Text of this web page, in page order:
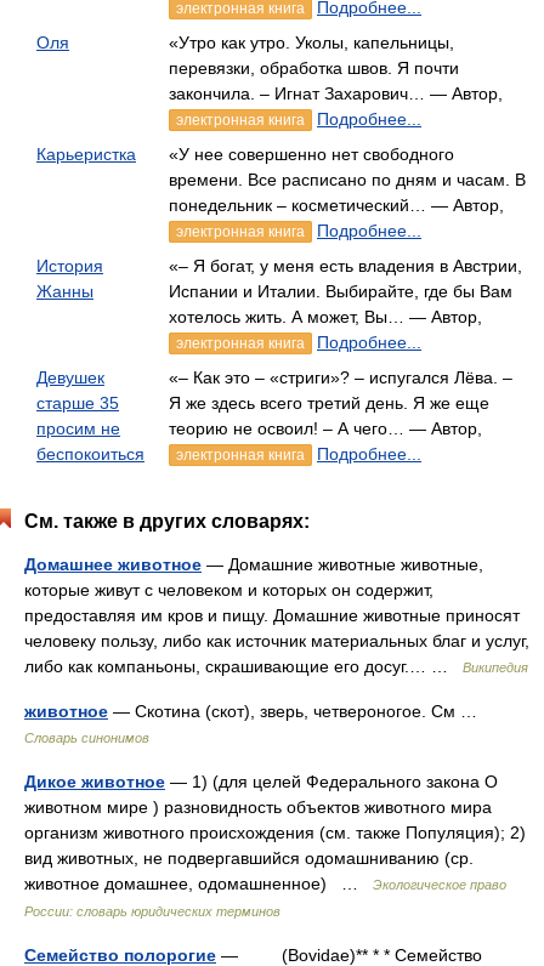
электронная книга
Подробнее...
Оля
«Утро как утро. Уколы, капельницы,
перевязки, обработка швов. Я почти
закончила. – Игнат Захарович… — Автор,
электронная книга
Подробнее...
Карьеристка
«У нее совершенно нет свободного
времени. Все расписано по дням и часам. В
понедельник – косметический… — Автор,
электронная книга
Подробнее...
История
Жанны
«– Я богат, у меня есть владения в Австрии,
Испании и Италии. Выбирайте, где бы Вам
хотелось жить. А может, Вы… — Автор,
электронная книга
Подробнее...
Девушек
старше 35
просим не
беспокоиться
«– Как это – «стриги»? – испугался Лёва. –
Я же здесь всего третий день. Я же еще
теорию не освоил! – А чего… — Автор,
электронная книга Подробнее...
См. также в других словарях:
Домашнее животное — Домашние животные животные,
которые живут с человеком и которых он содержит,
предоставляя им кров и пищу. Домашние животные приносят
человеку пользу, либо как источник материальных благ и услуг,
либо как компаньоны, скрашивающие его досуг.… …
Википедия
животное — Скотина (скот), зверь, четвероногое. См …
Словарь синонимов
Дикое животное — 1) (для целей Федерального закона О
животном мире ) разновидность объектов животного мира
организм животного происхождения (см. также Популяция); 2)
вид животных, не подвергавшийся одомашниванию (ср.
животное домашнее, одомашненное) …
Экологическое право
России: словарь юридических терминов
Семейство полорогие — (Bovidae)** * * Семейство